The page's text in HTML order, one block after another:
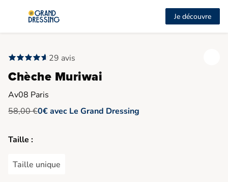
Je découvre
29 avis
Chèche Muriwai
Av08 Paris
58,00 €0€ avec Le Grand Dressing
Taille :
Taille unique